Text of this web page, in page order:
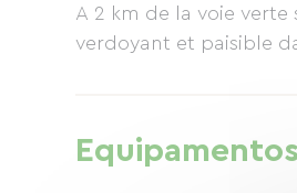
A 2 km de la voie verte
verdoyant et paisible
Equipamentos